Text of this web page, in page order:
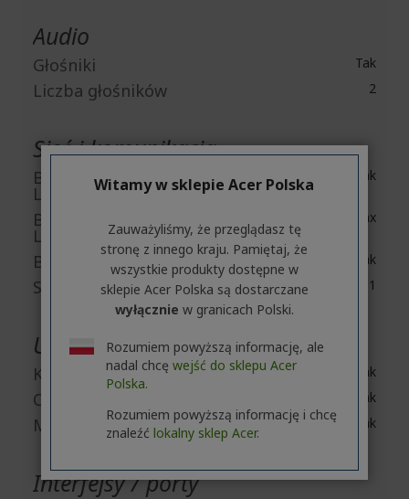
Audio
Głośniki Tak
Liczba głośników 2
Sieć i komunikacja
Bezprzewodowa sieć
LAN
Tak
Bezprzewodowa sieć
LAN standard
IEEE 802.11ax
Bluetooth Tak
Standard Bluetooth Bluetooth 5.1
Urządzenia wbudowane
Kamera internetowa Tak
Czytnik biometryczny Tak
Mikrofon Tak
Interfejsy / porty
Witamy w sklepie Acer Polska
Zauważyliśmy, że przeglądasz tę
stronę z innego kraju. Pamiętaj, że
wszystkie produkty dostępne w
sklepie Acer Polska są dostarczane
wyłącznie w granicach Polski.
Rozumiem powyższą informację, ale
nadal chcę wejść do sklepu Acer
Polska.
Rozumiem powyższą informację i chcę
znaleźć lokalny sklep Acer.